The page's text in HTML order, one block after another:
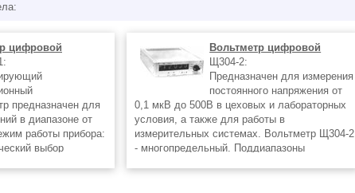
цифровой
предназначен для
в диапазоне от
работы прибора:
выбор
Вольтметр цифровой
Щ304-2:
Предназначен для измерения
постоянного напряжения от
0,1 мкВ до 500В в цеховых и лабораторных
условия, а также для работы в
измерительных системах. Вольтметр Щ304-2
- многопредельный. Поддиапазоны